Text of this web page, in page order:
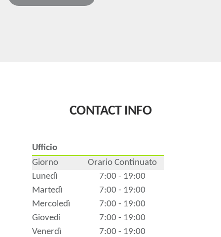
CONTACT INFO
Ufficio
Giorno
Orario Continuato
Lunedì
7:00 - 19:00
Martedì
7:00 - 19:00
Mercoledì
7:00 - 19:00
Giovedì
7:00 - 19:00
Venerdì
7:00 - 19:00